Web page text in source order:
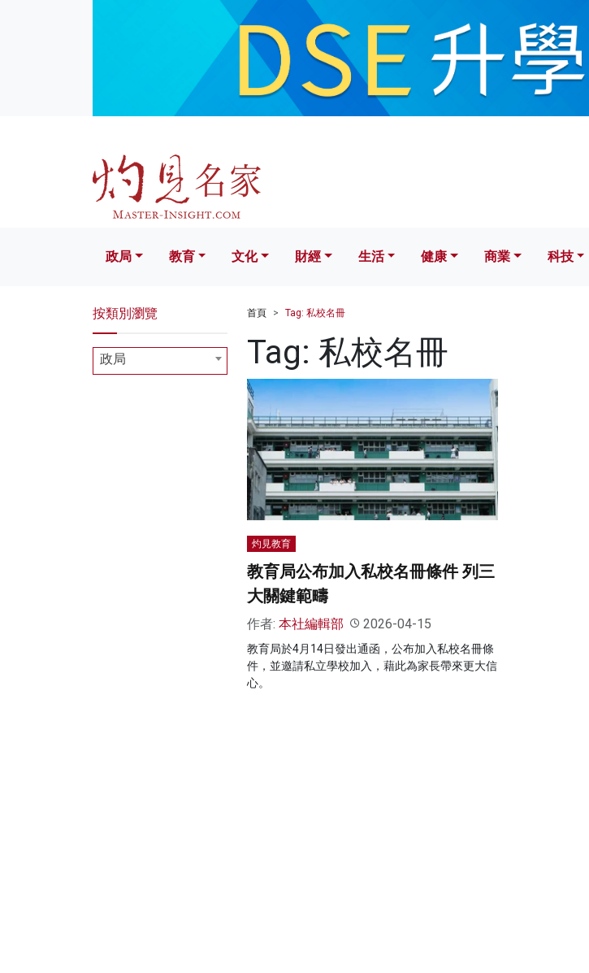
文化 財經 生活 健康 科技
政局 教育 文化 財經 生活 健康 商業 科技
首頁 Tag: 私校名冊
Tag: 私校名冊
灼見教育
教育局公布加入私校名冊條件 列三
大關鍵範疇
作者: 本社編輯部 2026-04-15
教育局於4月14日發出通函，公布加入私校名冊條
件，並邀請私立學校加入，藉此為家長帶來更大信
心。
按類別瀏覽
政局